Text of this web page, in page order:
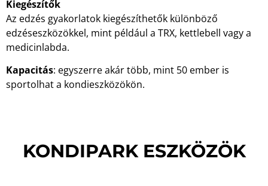
Kiegészítők
Az edzés gyakorlatok kiegészíthetők különböző
edzéseszközökkel, mint például a TRX, kettlebell vagy a
medicinlabda.
Kapacitás: egyszerre akár több, mint 50 ember is
sportolhat a kondieszközökön.
KONDIPARK ESZKÖZÖK